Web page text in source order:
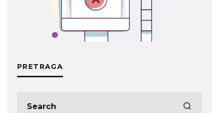
PRETRAGA